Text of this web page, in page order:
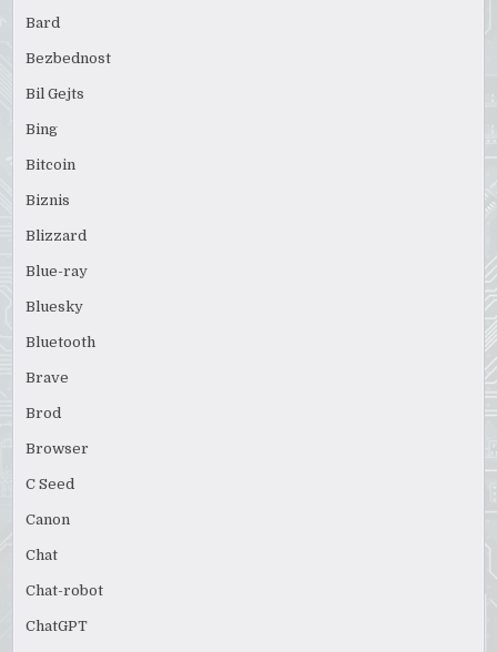
Bard
Bezbednost
Bil Gejts
Bing
Bitcoin
Biznis
Blizzard
Blue-ray
Bluesky
Bluetooth
Brave
Brod
Browser
C Seed
Canon
Chat
Chat-robot
ChatGPT